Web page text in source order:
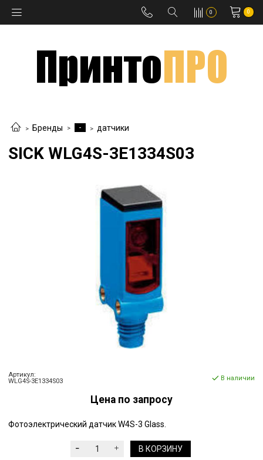
0 0
Бренды - датчики
SICK WLG4S-3E1334S03
Артикул:
WLG4S-3E1334S03
В наличии
Цена по запросу
Фотоэлектрический датчик W4S-3 Glass.
В КОРЗИНУ